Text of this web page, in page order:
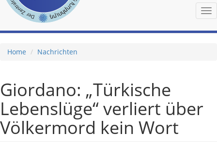
Home Nachrichten
Giordano: „Türkische
Lebenslüge“ verliert über
Völkermord kein Wort